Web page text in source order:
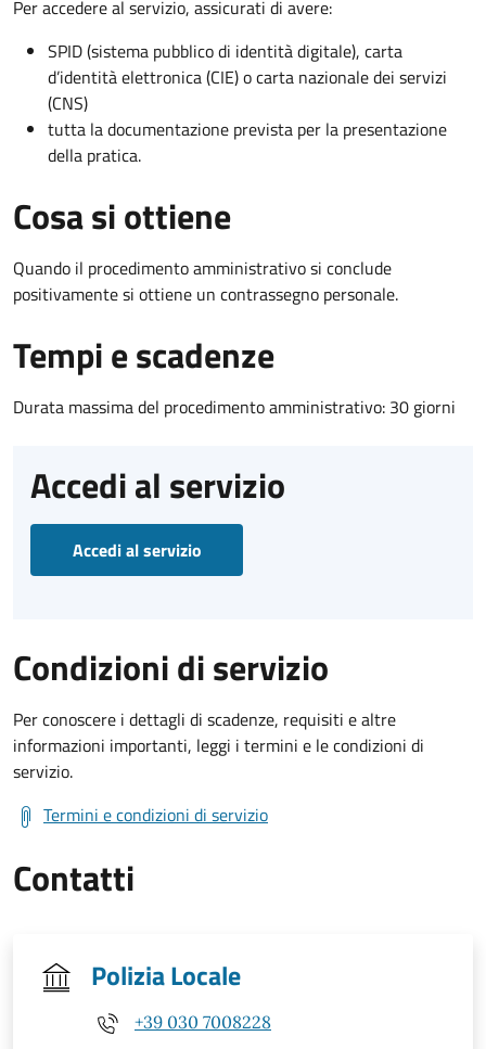
Per accedere al servizio, assicurati di avere:
SPID (sistema pubblico di identità digitale), carta
d’identità elettronica (CIE) o carta nazionale dei servizi
(CNS)
tutta la documentazione prevista per la presentazione
della pratica.
Cosa si ottiene
Quando il procedimento amministrativo si conclude
positivamente si ottiene un contrassegno personale.
Tempi e scadenze
Durata massima del procedimento amministrativo: 30 giorni
Accedi al servizio
Accedi al servizio
Condizioni di servizio
Per conoscere i dettagli di scadenze, requisiti e altre
informazioni importanti, leggi i termini e le condizioni di
servizio.
Termini e condizioni di servizio
Contatti
Polizia Locale
+39 030 7008228